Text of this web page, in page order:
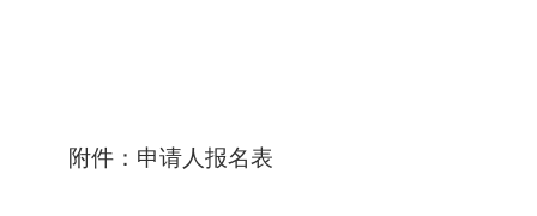
附件：申请人报名表